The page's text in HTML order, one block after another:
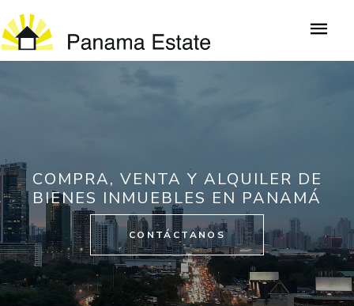
COMPRA, VENTA Y ALQUILER DE
BIENES INMUEBLES EN PANAMÁ
CONTÁCTANOS